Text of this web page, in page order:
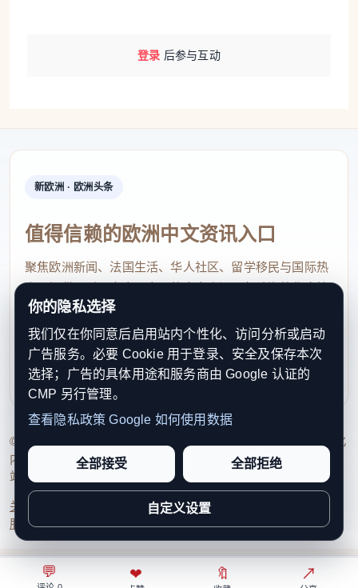
💬 ❤ 🔖 ↗
登录 后参与互动
新欧洲 · 欧洲头条
值得信赖的欧洲中文资讯入口
聚焦欧洲新闻、法国生活、华人社区、留学移民与国际热
点，提供及时、真实、实用的中文资讯，帮助海外华人快
速了解欧洲动态。
contact@xinouzhou.com
服务支持、版权与合作：工作日优先处理站务、投稿与权
利通知
© 2026 新欧洲·欧洲头条. All Rights Reserved. 本网站持续优化
内容透明度、联系方式与用户权利说明，以提升品牌信任感和
站点完整度。
关于我们 编辑规范日期归档隐私政策
服务条款联系我们
你的隐私选择
我们仅在你同意后启用站内个性化、访问分析或启动
广告服务。必要 Cookie 用于登录、安全及保存本次
选择；广告的具体用途和服务商由 Google 认证的
CMP 另行管理。
查看隐私政策 Google 如何使用数据
全部接受 全部拒绝
自定义设置
⌂ ◎ ↗ ○